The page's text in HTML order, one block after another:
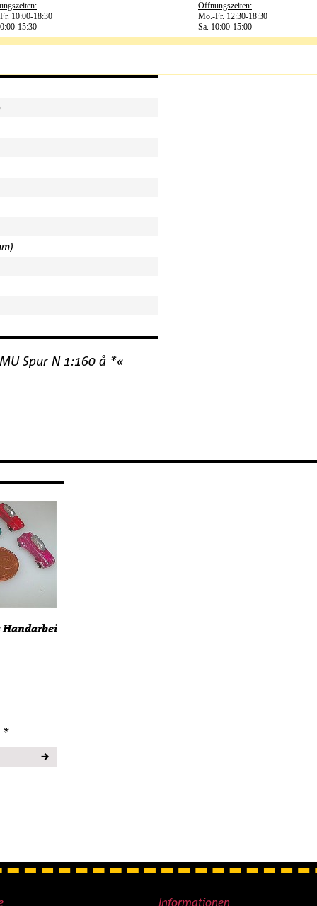
10:00-18:30
15:30
Öffnungszeiten:
Mo.-Fr. 12:30-18:30
Sa. 10:00-15:00
Spur N 1:160 å *«
IMU Lagerfund mit...
*
Informationen